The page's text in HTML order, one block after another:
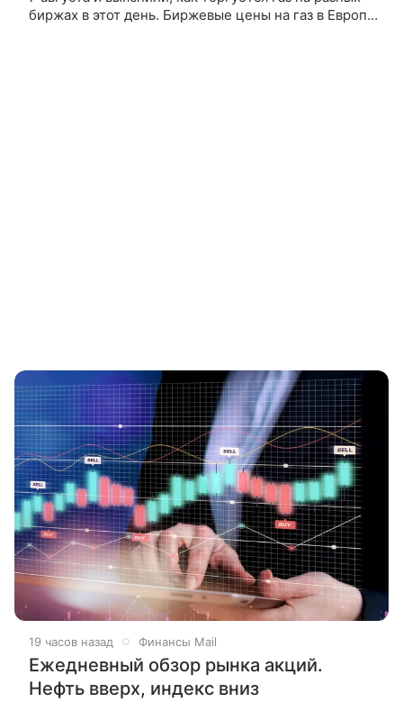
биржах в этот день. Биржевые цены на газ в Европе
19 часов назад Финансы Mail
Ежедневный обзор рынка акций.
Нефть вверх, индекс вниз